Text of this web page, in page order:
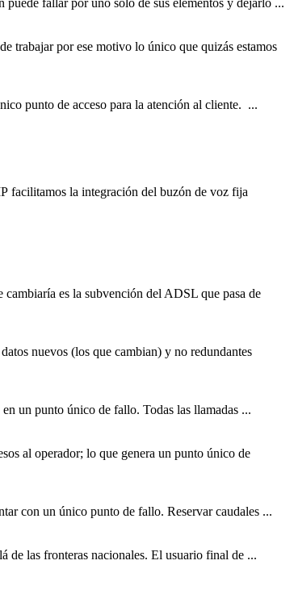
fallar por uno solo de sus elementos y dejarlo ...
trabajar por ese motivo lo único que quizás estamos
punto de acceso para la atención al cliente. ...
facilitamos la integración del buzón de voz fija
cambiaría es la subvención del ADSL que pasa de
nuevos (los que cambian) y no redundantes
en un punto único de fallo. Todas las llamadas ...
al operador; lo que genera un punto único de
con un único punto de fallo. Reservar caudales ...
de las fronteras nacionales. El usuario final de ...